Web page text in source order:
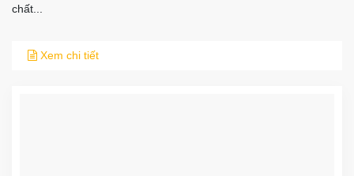
chất...
Xem chi tiết